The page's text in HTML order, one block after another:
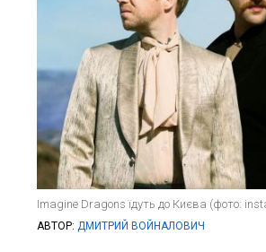
Imagine Dragons їдуть до Києва (фото:
АВТОР: ДМИТРИЙ ВОЙНАЛОВИЧ